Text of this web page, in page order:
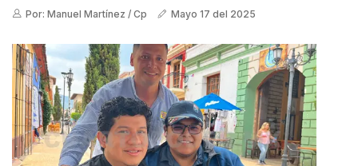
Por: Manuel Martínez / Cp Mayo 17 del 2025